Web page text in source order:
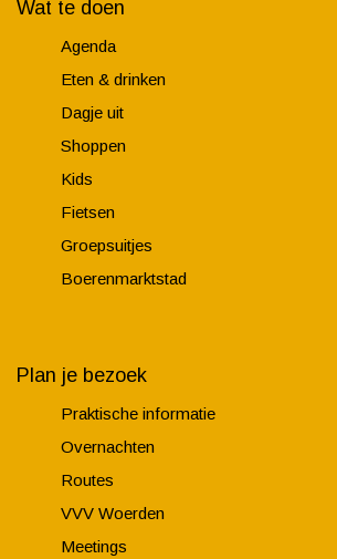
t
Wat te doen
Agenda
Eten & drinken
Dagje uit
Shoppen
Kids
Fietsen
Groepsuitjes
Boerenmarktstad
Plan je bezoek
Praktische informatie
Overnachten
Routes
VVV Woerden
Meetings